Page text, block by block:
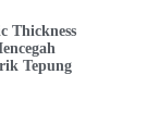
Thickness
Tepung